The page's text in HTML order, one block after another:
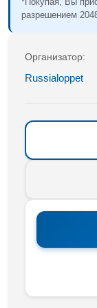
разрешением
Организатор:
Russialoppet